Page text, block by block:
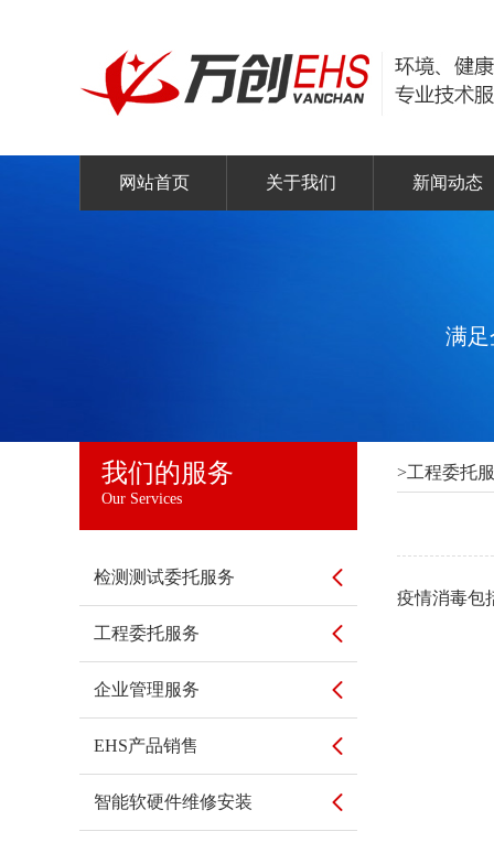
网站首页 关于我们 新闻动态
满
我们的服务
Our Services
检测测试委托服务
工程委托服务
企业管理服务
EHS产品销售
智能软硬件维修安装
>工程委托
疫情消毒包